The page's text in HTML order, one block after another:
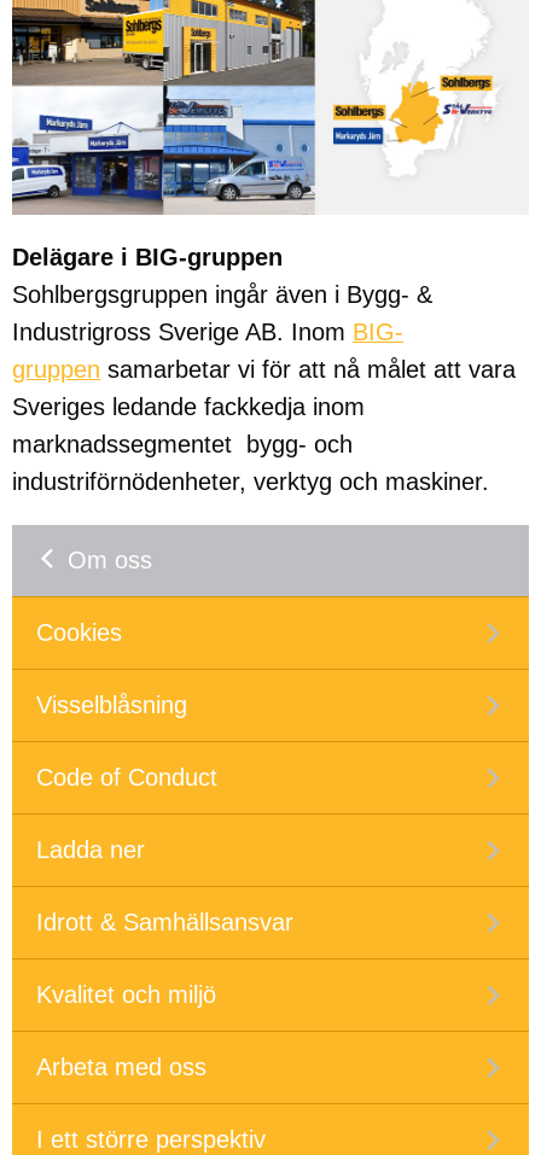
Delägare i BIG-gruppen
Sohlbergsgruppen ingår även i Bygg- &
Industrigross Sverige AB. Inom BIG-
gruppen samarbetar vi för att nå målet att vara
Sveriges ledande fackkedja inom
marknadssegmentet bygg- och
industriförnödenheter, verktyg och maskiner.
Om oss
Cookies
Visselblåsning
Code of Conduct
Ladda ner
Idrott & Samhällsansvar
Kvalitet och miljö
Arbeta med oss
I ett större perspektiv